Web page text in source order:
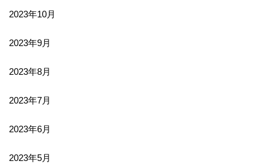
2023年10月
2023年9月
2023年8月
2023年7月
2023年6月
2023年5月